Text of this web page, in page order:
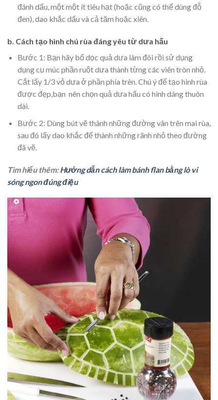
đánh dấu, một một ít tiêu hạt (hoặc cũng có thể dùng đỗ
đen), dao khắc dấu và cả tăm hoặc xiên.
b. Cách tạo hình chú rùa đáng yêu từ dưa hấu
Bước 1: Bạn hãy bổ dọc quả dưa làm đôi rồi sử dụng
dụng cụ múc phần ruột dưa thành từng các viên tròn nhỏ.
Cắt lấy 1/3 vỏ dưa ở phần phía trên. Chú ý để tạo hình rùa
được đẹp,bạn nên chọn quả dưa hấu có hình dáng thuôn
dài.
Bước 2: Dùng bút vẽ thành những đường vân trên mai rùa,
sau đó lấy dao khắc để thành những rãnh nhỏ theo đường
đã vẽ.
Tìm hiểu thêm:Hướng dẫn cách làm bánh flan bằng lò vi
sóng ngon đúng điệu